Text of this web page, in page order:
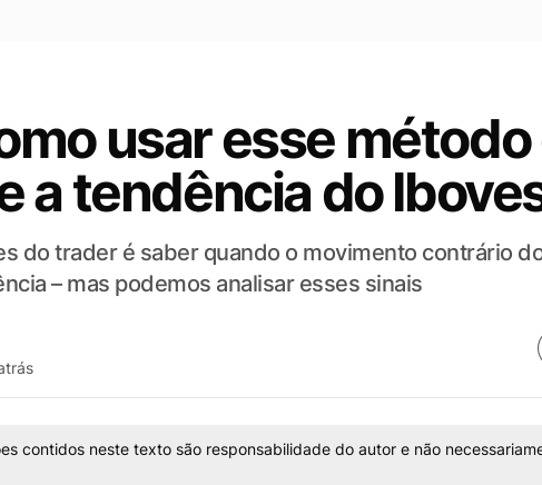
usar esse método
a tendência do
do trader é saber quando o movimento contrário
– mas podemos analisar esses sinais
contidos neste texto são responsabilidade do autor e não